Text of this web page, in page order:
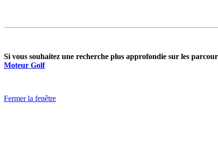
Si vous souhaitez une recherche plus approfondie sur les
Moteur Golf
Fermer la fenêtre